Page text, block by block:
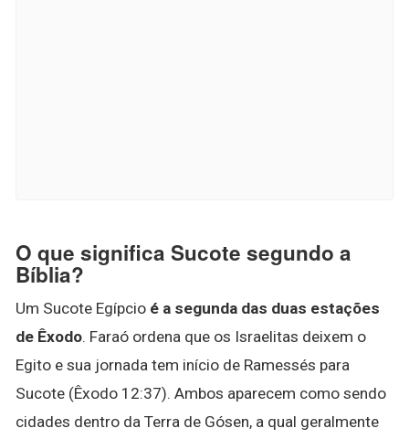
O que significa Sucote segundo a
Bíblia?
Um Sucote Egípcio é a segunda das duas estações
de Êxodo. Faraó ordena que os Israelitas deixem o
Egito e sua jornada tem início de Ramessés para
Sucote (Êxodo 12:37). Ambos aparecem como sendo
cidades dentro da Terra de Gósen, a qual geralmente